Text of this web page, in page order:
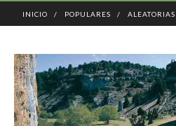
INICIO POPULARES ALEATORIAS